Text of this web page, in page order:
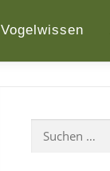
Vogelwissen
nach: